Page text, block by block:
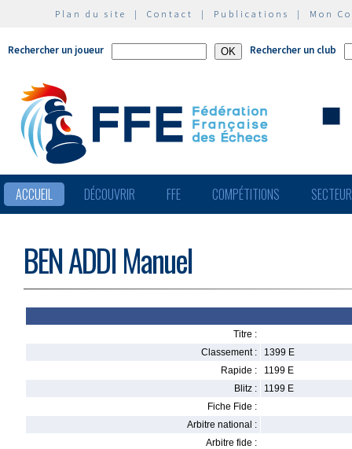
Plan du site | Contact | Publications | Mon
Rechercher un joueur Rechercher un club
ACCUEIL DÉCOUVRIR FFE COMPÉTITIONS
BEN ADDI Manuel
Titre :
Classement :
1399 E
Rapide :
1199 E
Blitz :
1199 E
Fiche Fide :
Arbitre national :
Arbitre fide :